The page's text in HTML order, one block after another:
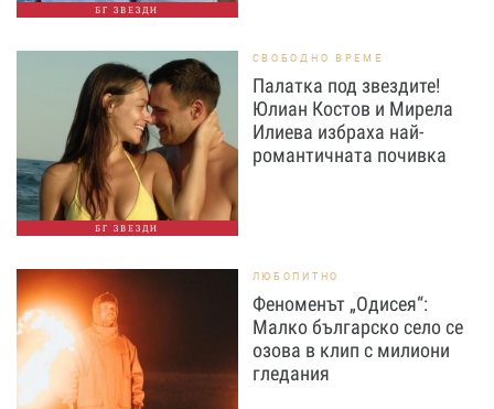
БГ ЗВЕЗДИ
БГ ЗВЕЗДИ
СВОБОДНО ВРЕМЕ
Палатка под звездите!
Юлиан Костов и Мирела
Илиева избраха най-
романтичната почивка
ЛЮБОПИТНО
Феноменът „Одисея“:
Малко българско село се
озова в клип с милиони
гледания